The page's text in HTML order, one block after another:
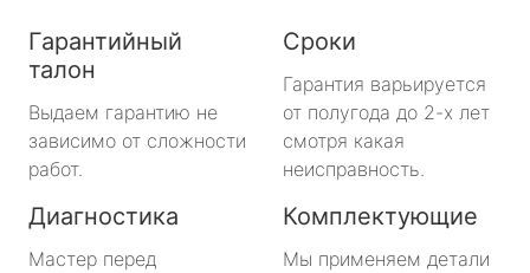
Гарантийный
талон
Выдаем гарантию не
зависимо от сложности
работ.
Сроки
Гарантия варьируется
от полугода до 2-х лет
смотря какая
неисправность.
Диагностика
Мастер перед
Комплектующие
Мы применяем детали